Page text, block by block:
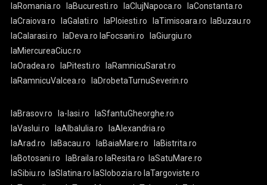
laRomania.ro laBucuresti.ro laClujNapoca.ro
laConstanta.ro
laCraiova.ro
laGalati.ro laPloiesti.ro laTimisoara.ro
laBuzau.ro
laCalarasi.ro
laDeva.ro laFocsani.ro
laGiurgiu.ro
laMiercureaCiuc.ro
laOradea.ro
laPitesti.ro
laRamnicuSarat.ro
laRamnicuValcea.ro
laDrobetaTurnuSeverin.ro
laBrasov.ro la-Iasi.ro
laSfantuGheorghe.ro
laVaslui.ro
laAlbaIulia.ro
laAlexandria.ro
laArad.ro
laBacau.ro laBaiaMare.ro
laBistrita.ro
laBotosani.ro
laBraila.ro laResita.ro
laSatuMare.ro
laSibiu.ro
laSlatina.ro laSlobozia.ro laTargoviste.ro